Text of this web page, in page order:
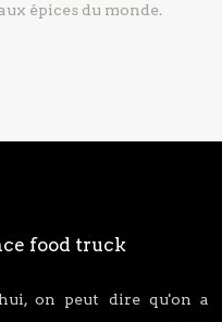
épices du monde.
food truck
on peut dire qu'on a